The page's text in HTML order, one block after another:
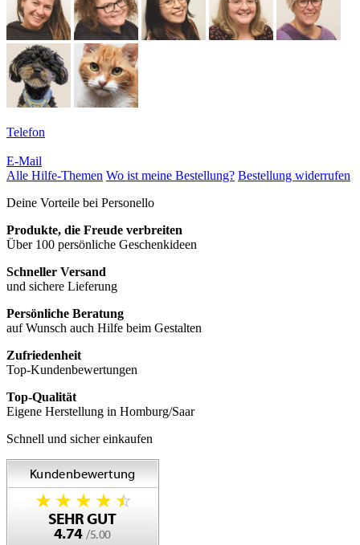
Telefon
E-Mail
Alle Hilfe-Themen Wo ist meine Bestellung? Bestellung widerrufen
Deine Vorteile bei Personello
Produkte, die Freude verbreiten
Über 100 persönliche Geschenkideen
Schneller Versand
und sichere Lieferung
Persönliche Beratung
auf Wunsch auch Hilfe beim Gestalten
Zufriedenheit
Top-Kundenbewertungen
Top-Qualität
Eigene Herstellung in Homburg/Saar
Schnell und sicher einkaufen